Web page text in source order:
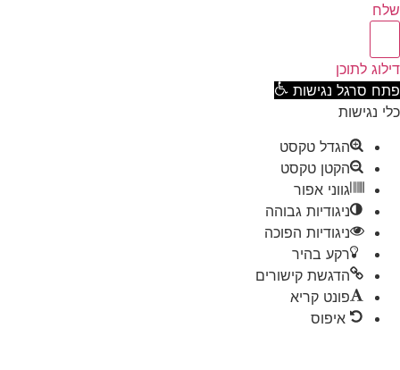
לתוכן
סרגל נגישות
נגישות
הגדל טקסט
הקטן טקסט
גווני אפור
ניגודיות גבוהה
ניגודיות הפוכה
רקע בהיר
הדגשת קישורים
פונט קריא
איפוס